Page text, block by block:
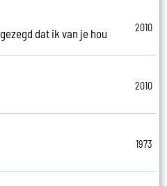
dat ik van je hou
2010
2010
1973